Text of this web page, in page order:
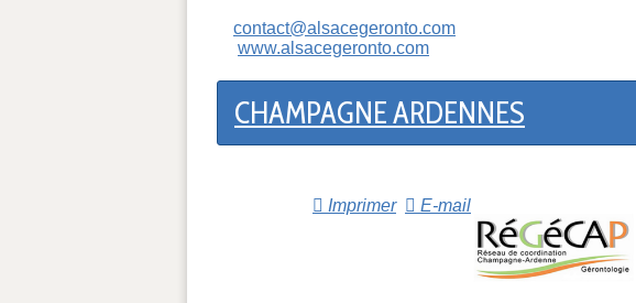
contact@alsacegeronto.com
www.alsacegeronto.com
CHAMPAGNE ARDENNES
Imprimer
E-mail